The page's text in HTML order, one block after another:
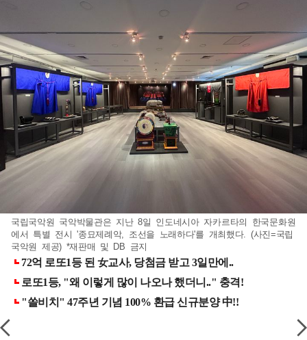
국립국악원 국악박물관은 지난 8일 인도네시아 자카르타의 한국문화원
에서 특별 전시 '종묘제례악, 조선을 노래하다'를 개최했다. (사진=국립
국악원 제공) *재판매 및 DB 금지